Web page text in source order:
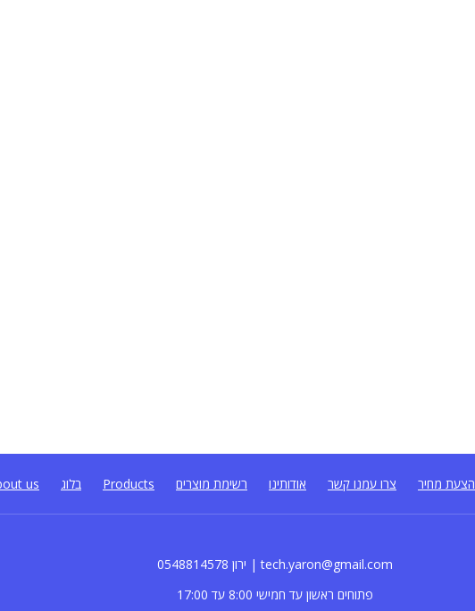
us בלוג Products רשימת מוצרים אודותינו צרו עמנו קשר מחיר
0548814578 ירון | tech.yaron@gmail.com
פתוחים ראשון עד חמישי 8:00 עד 17:00